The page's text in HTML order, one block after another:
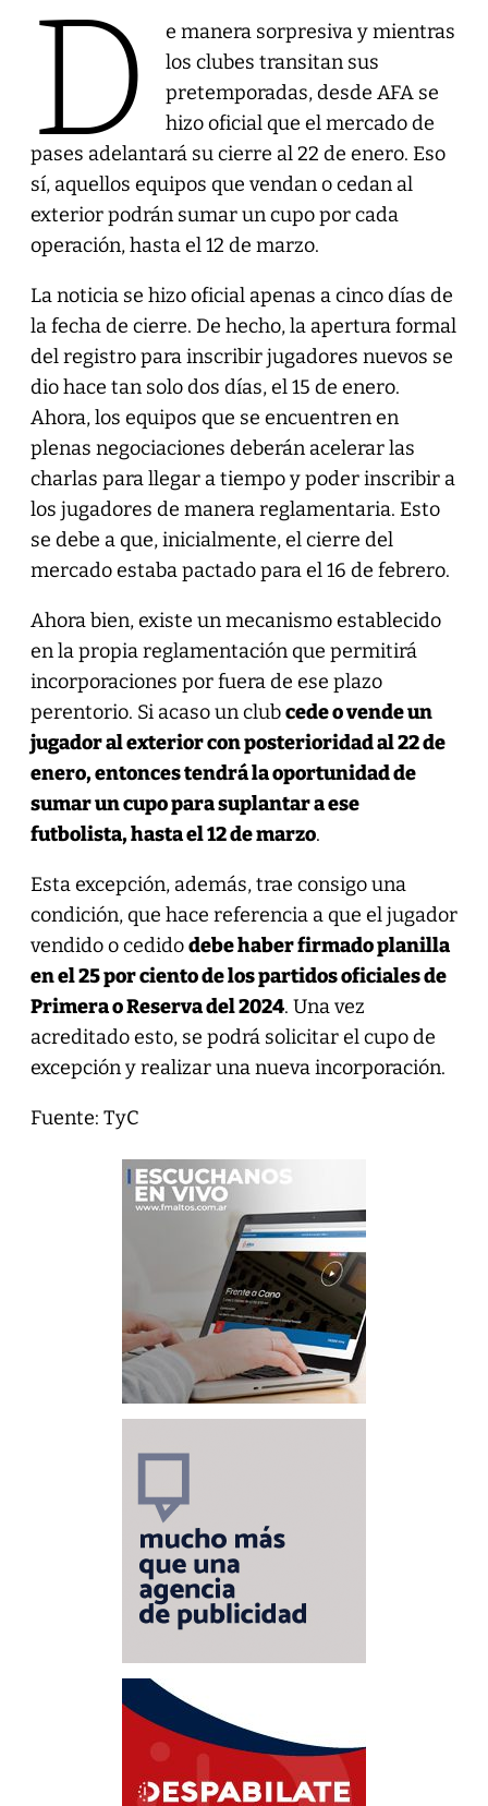
D
e manera sorpresiva y mientras
los clubes transitan sus
pretemporadas, desde AFA se
hizo oficial que el mercado de
pases adelantará su cierre al 22 de enero. Eso
sí, aquellos equipos que vendan o cedan al
exterior podrán sumar un cupo por cada
operación, hasta el 12 de marzo.
La noticia se hizo oficial apenas a cinco días de
la fecha de cierre. De hecho, la apertura formal
del registro para inscribir jugadores nuevos se
dio hace tan solo dos días, el 15 de enero.
Ahora, los equipos que se encuentren en
plenas negociaciones deberán acelerar las
charlas para llegar a tiempo y poder inscribir a
los jugadores de manera reglamentaria. Esto
se debe a que, inicialmente, el cierre del
mercado estaba pactado para el 16 de febrero.
Ahora bien, existe un mecanismo establecido
en la propia reglamentación que permitirá
incorporaciones por fuera de ese plazo
perentorio. Si acaso un clubcede o vende un
jugador al exterior con posterioridad al 22 de
enero, entonces tendrá la oportunidad de
sumar un cupo para suplantar a ese
futbolista, hasta el 12 de marzo.
Esta excepción, además, trae consigo una
condición, que hace referencia a que el jugador
vendido o cedidodebe haber firmado planilla
en el 25 por ciento de los partidos oficiales de
Primera o Reserva del 2024. Una vez
acreditado esto, se podrá solicitar el cupo de
excepción y realizar una nueva incorporación.
Fuente: TyC